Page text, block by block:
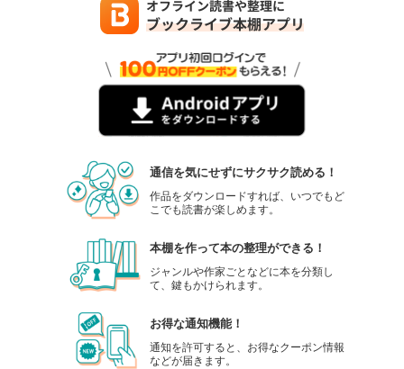
通信を気にせずにサクサク読める！
作品をダウンロードすれば、いつでもど
こでも読書が楽しめます。
本棚を作って本の整理ができる！
ジャンルや作家ごとなどに本を分類し
て、鍵もかけられます。
お得な通知機能！
通知を許可すると、お得なクーポン情報
などが届きます。